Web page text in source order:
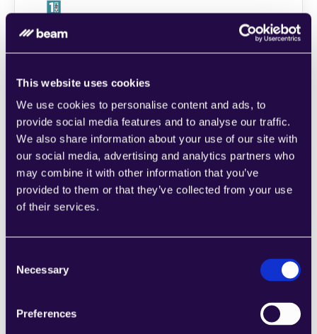
This website uses cookies
We use cookies to personalise content and ads, to
provide social media features and to analyse our traffic.
We also share information about your use of our site with
our social media, advertising and analytics partners who
may combine it with other information that you’ve
provided to them or that they’ve collected from your use
of their services.
Selection
Necessary
Preferences
1CRM
zusammenzustellen, die den
Anforderungen Ihres wachsenden
Unternehmens entsprechen.
Learn more
2Chat
von Kategorien, um Seiten einfach
Anforderungen Ihres wachsenden